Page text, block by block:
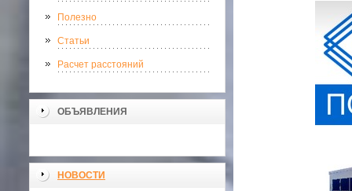
Полезно
Статьи
Расчет расстояний
ОБЪЯВЛЕНИЯ
НОВОСТИ